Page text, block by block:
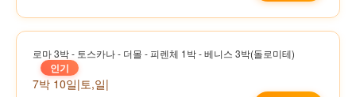
로마 3박 - 토스카나 - 더몰 - 피렌체 1박 - 베니스 3박(돌로미테)
인기
7박 10일|토,일|